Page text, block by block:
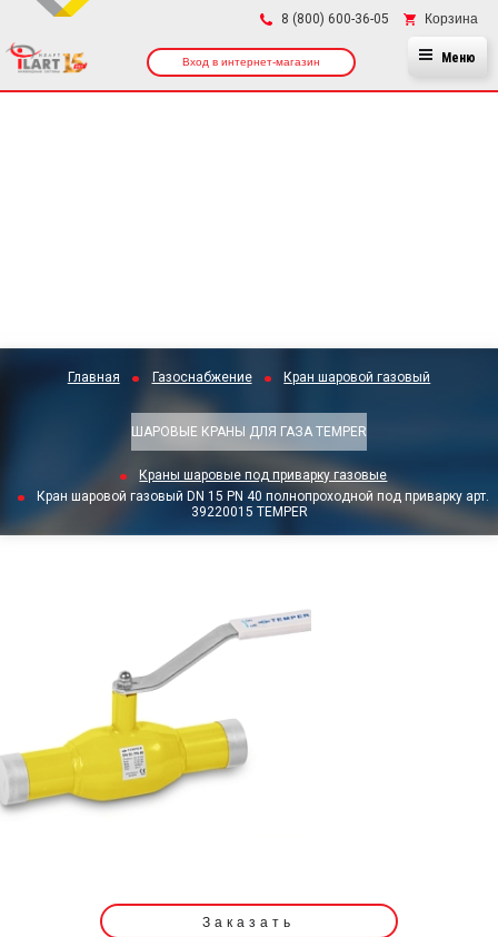
8 (800) 600-36-05 Корзина
Вход в интернет-магазин Меню
Главная Газоснабжение Кран шаровой газовый
ШАРОВЫЕ КРАНЫ ДЛЯ ГАЗА TEMPER
Краны шаровые под приварку газовые
Кран шаровой газовый DN 15 PN 40 полнопроходной под приварку арт.
39220015 TEMPER
Заказать
×